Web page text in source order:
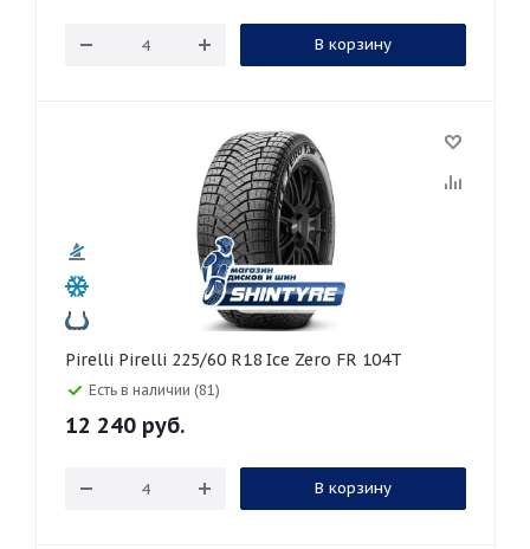
В корзину
Pirelli Pirelli 225/60 R18 Ice Zero FR 104T
Есть в наличии (81)
12 240 руб.
В корзину